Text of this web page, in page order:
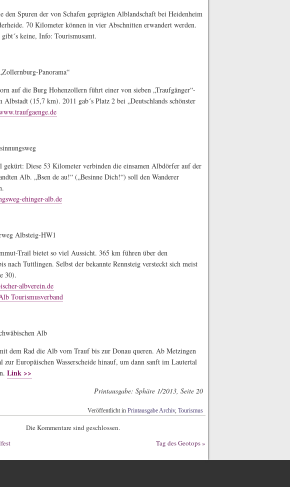
den Spuren der von Schafen geprägten Alblandschaft bei Heidenheim
70 Kilometer können in vier Abschnitten erwandert werden.
keine, Info: Tourismusamt.
Panorama“
auf die Burg Hohenzollern führt einer von sieben „Traufgänger“-
Albstadt (15,7 km). 2011 gab´s Platz 2 bei „Deutschlands schönster
gekürt: Diese 53 Kilometer verbinden die einsamen Albdörfer auf der
Alb. „Bsen de au!“ („Besinne Dich!“) soll den Wanderer
ehinger-alb.de
Albsteig-HW1
Trail bietet so viel Aussicht. 365 km führen über den
nach Tuttlingen. Selbst der bekannte Rennsteig versteckt sich meist
30).
albverein.de
Tourismusverband
Alb
dem Rad die Alb vom Trauf bis zur Donau queren. Ab Metzingen
zur Europäischen Wasserscheide hinauf, um dann sanft im Lautertal
Link >>
Printausgabe: Sphäre 1/2013, Seite 20
Veröffentlicht in Printausgabe Archiv, Tourismus
Die Kommentare sind geschlossen.
Tag des Geotops»